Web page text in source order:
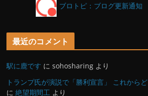
ブロトピ：ブログ更新通知
最近のコメント
駅に鹿です に sohosharing より
トランプ氏が演説で「勝利宣言」 これから
に 絶望期間工 より